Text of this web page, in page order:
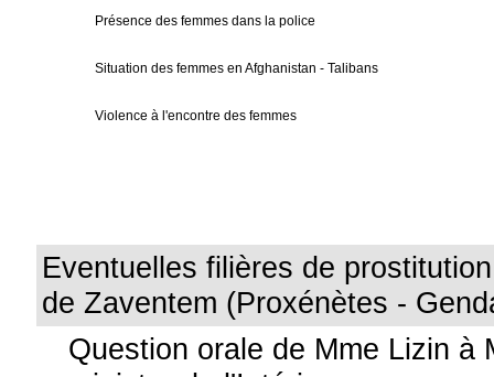
Présence des femmes dans la police
Situation des femmes en Afghanistan - Talibans
Violence à l'encontre des femmes
Eventuelles filières de
de Zaventem (Proxénètes -
Question orale de Mme Lizin à